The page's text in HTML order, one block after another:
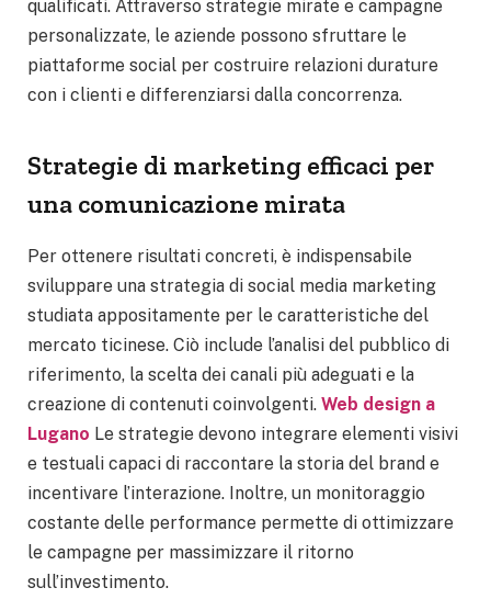
qualificati. Attraverso strategie mirate e campagne
personalizzate, le aziende possono sfruttare le
piattaforme social per costruire relazioni durature
con i clienti e differenziarsi dalla concorrenza.
Strategie di marketing efficaci per
una comunicazione mirata
Per ottenere risultati concreti, è indispensabile
sviluppare una strategia di social media marketing
studiata appositamente per le caratteristiche del
mercato ticinese. Ciò include l’analisi del pubblico di
riferimento, la scelta dei canali più adeguati e la
creazione di contenuti coinvolgenti. Web design a
Lugano Le strategie devono integrare elementi visivi
e testuali capaci di raccontare la storia del brand e
incentivare l’interazione. Inoltre, un monitoraggio
costante delle performance permette di ottimizzare
le campagne per massimizzare il ritorno
sull’investimento.